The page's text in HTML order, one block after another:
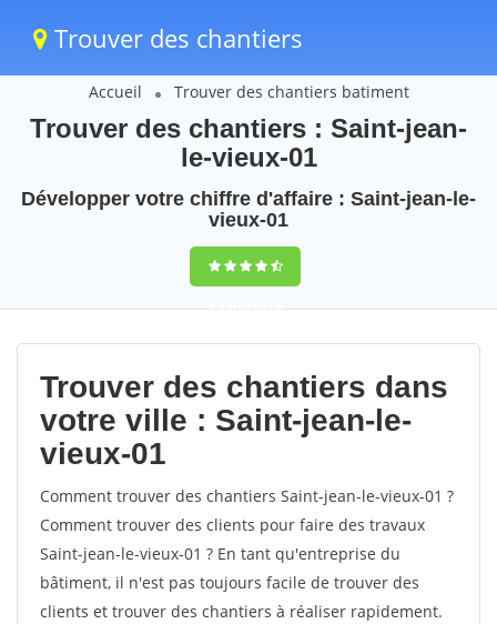
Trouver des chantiers
Accueil Trouver des chantiers batiment
Trouver des chantiers : Saint-jean-
le-vieux-01
Développer votre chiffre d'affaire : Saint-jean-le-
vieux-01
9,5(100%)76
votes
Trouver des chantiers dans
votre ville : Saint-jean-le-
vieux-01
Comment trouver des chantiers Saint-jean-le-vieux-01 ?
Comment trouver des clients pour faire des travaux
Saint-jean-le-vieux-01 ? En tant qu'entreprise du
bâtiment, il n'est pas toujours facile de trouver des
clients et trouver des chantiers à réaliser rapidement.